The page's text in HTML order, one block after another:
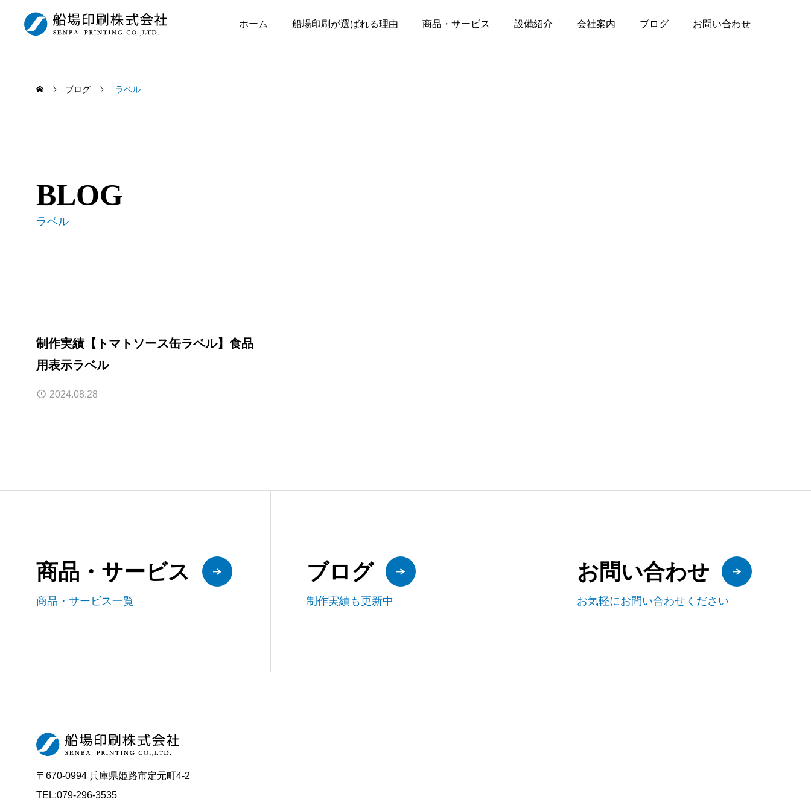
ホーム 船場印刷が選ばれる理由 商品・サービス 設備紹介 会社案内 ブログ お問い合わせ
ブログ ラベル
BLOG
ラベル
制作実績【トマトソース缶ラベル】食品
用表示ラベル
2024.08.28
商品・サービス
商品・サービス一覧
ブログ
制作実績も更新中
お問い合わせ
お気軽にお問い合わせください
〒670-0994 兵庫県姫路市定元町4-2
TEL:079-296-3535